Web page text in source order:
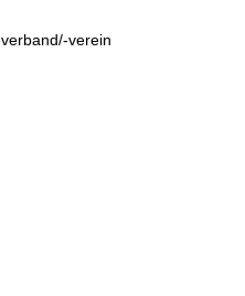
verein